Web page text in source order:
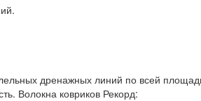
дренажных линий по всей
Волокна ковриков Рекорд: